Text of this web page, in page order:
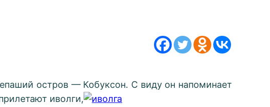
остров — Кобуксон. С виду он напоминает
иволги,